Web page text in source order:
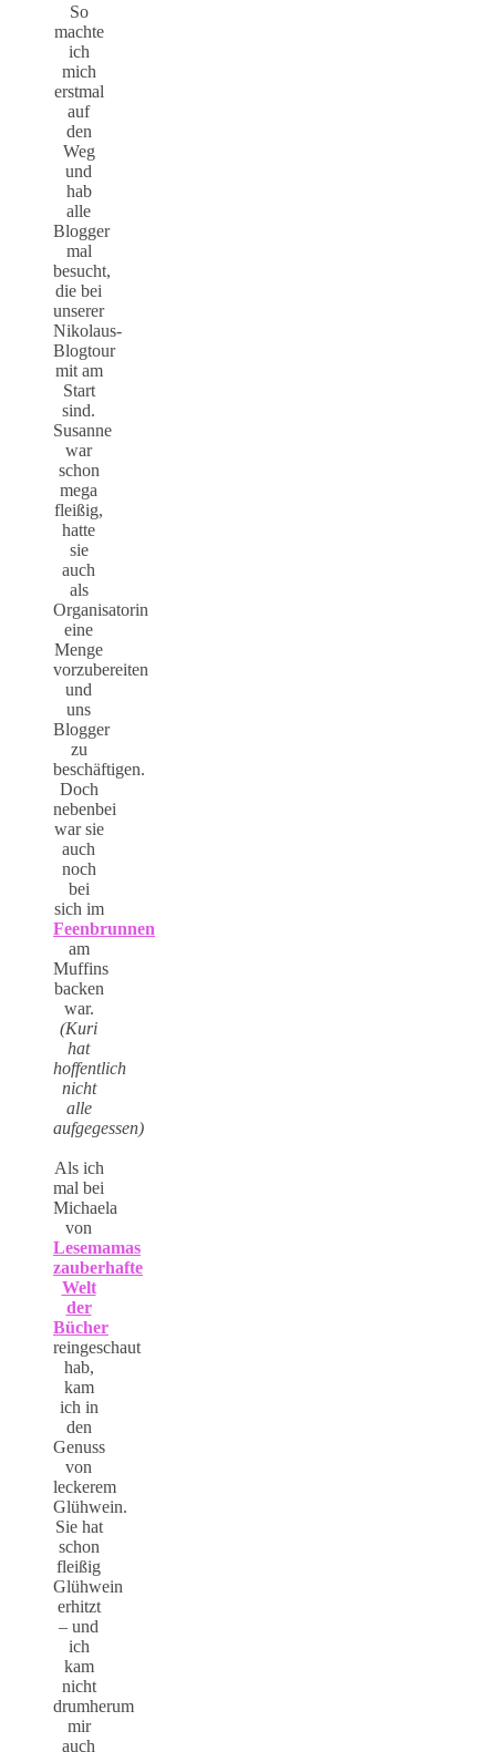
So
machte
ich
mich
erstmal
auf
den
Weg
und
hab
alle
Blogger
mal
besucht,
die bei
unserer
Nikolaus-
Blogtour
mit am
Start
sind.
Susanne
war
schon
mega
fleißig,
hatte
sie
auch
als
Organisatorin
eine
Menge
vorzubereiten
und
uns
Blogger
zu
beschäftigen.
Doch
nebenbei
war sie
auch
noch
bei
sich im
Feenbrunnen
am
Muffins
backen
war.
(Kuri
hat
hoffentlich
nicht
alle
aufgegessen)
Als ich
mal bei
Michaela
von
Lesemamas
zauberhafte
Welt
der
Bücher
reingeschaut
hab,
kam
ich in
den
Genuss
von
leckerem
Glühwein.
Sie hat
schon
fleißig
Glühwein
erhitzt
– und
ich
kam
nicht
drumherum
mir
auch